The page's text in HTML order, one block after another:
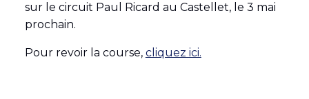
sur le circuit Paul Ricard au Castellet, le 3 mai
prochain.
Pour revoir la course, cliquez ici.